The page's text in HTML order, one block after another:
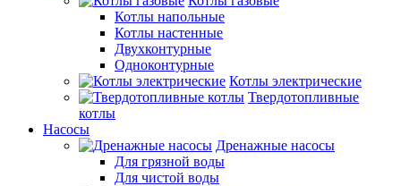
Котлы напольные
Котлы настенные
Двухконтурные
Одноконтурные
Котлы электрические
Твердотопливные
котлы
Насосы
Дренажные насосы
Для грязной воды
Для чистой воды